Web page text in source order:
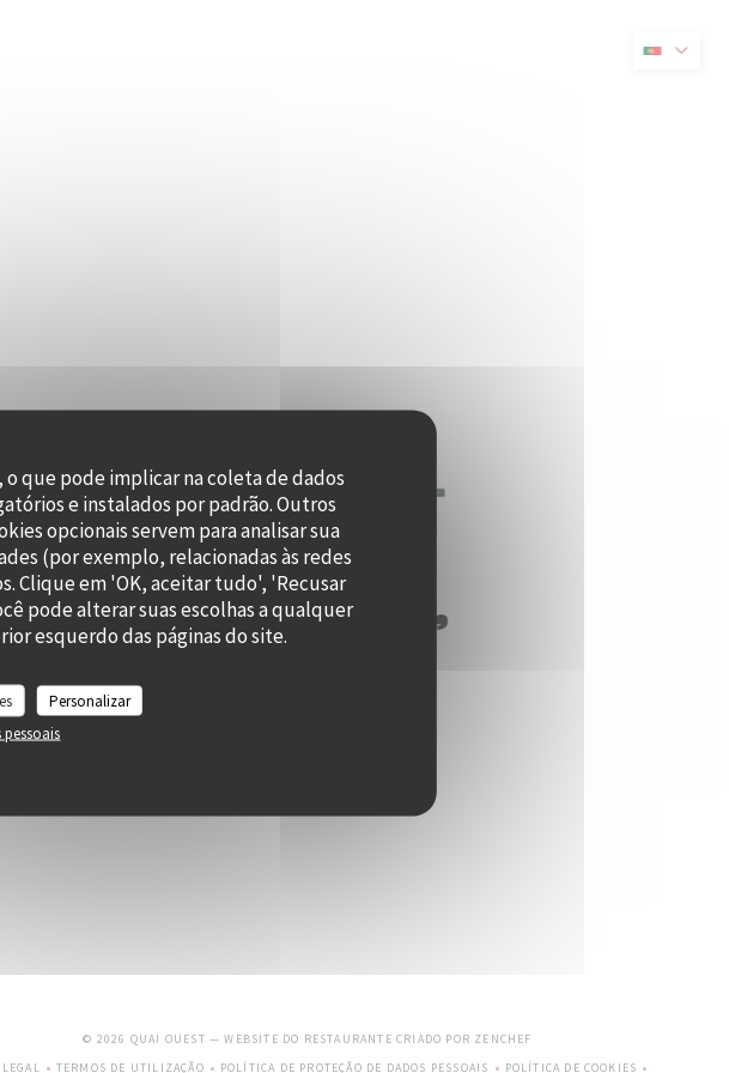
que pode implicar na coleta de dados
e instalados por padrão. Outros
opcionais servem para analisar sua
(por exemplo, relacionadas às redes
Clique em 'OK, aceitar tudo', 'Recusar
pode alterar suas escolhas a qualquer
esquerdo das páginas do site.
Personalizar
((abre numa nova janela))
© 2026 QUAI OUEST — WEBSITE DO RESTAURANTE CRIADO POR ZENCHEF
TERMOS DE UTILIZAÇÃO
POLÍTICA DE PROTEÇÃO DE DADOS PESSOAIS
POLÍTICA DE COOKIES